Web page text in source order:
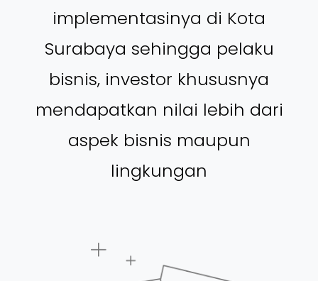
implementasinya di Kota
Surabaya sehingga pelaku
bisnis, investor khususnya
mendapatkan nilai lebih dari
aspek bisnis maupun
lingkungan